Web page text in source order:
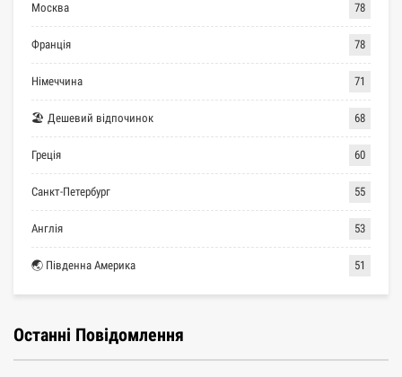
Москва 78
Франція 78
Німеччина 71
🏖 Дешевий відпочинок 68
Греція 60
Санкт-Петербург 55
Англія 53
🌏 Південна Америка 51
Останні Повідомлення